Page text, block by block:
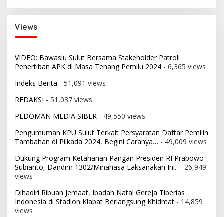
Views
VIDEO: Bawaslu Sulut Bersama Stakeholder Patroli
Penertiban APK di Masa Tenang Pemilu 2024 - 6,365 views
Indeks Berita - 51,091 views
REDAKSI - 51,037 views
PEDOMAN MEDIA SIBER - 49,550 views
Pengumuman KPU Sulut Terkait Persyaratan Daftar Pemilih
Tambahan di Pilkada 2024, Begini Caranya… - 49,009 views
Dukung Program Ketahanan Pangan Presiden RI Prabowo
Subianto, Dandim 1302/Minahasa Laksanakan Ini.. - 26,949
views
Dihadiri Ribuan Jemaat, Ibadah Natal Gereja Tiberias
Indonesia di Stadion Klabat Berlangsung Khidmat - 14,859
views